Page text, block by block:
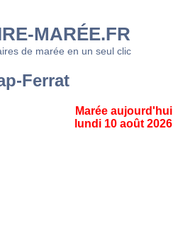
MARÉE.FR
de marée en un seul clic
Ferrat
Marée aujourd'hui
lundi 10 août 2026